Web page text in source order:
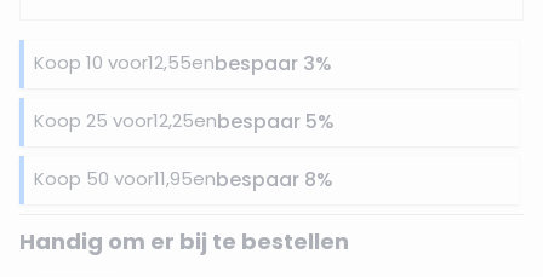
Koop 10 voor12,55enbespaar 3%
Koop 25 voor12,25enbespaar 5%
Koop 50 voor11,95enbespaar 8%
Handig om er bij te bestellen